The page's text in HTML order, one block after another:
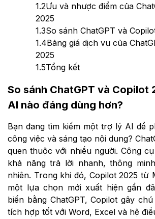
1.2Ưu và nhược điểm của
2025
1.3So sánh ChatGPT và
1.4Bảng giá dịch vụ của
2025
1.5Tổng kết
So sánh ChatGPT và Copilot
AI nào đáng dùng hơn?
Bạn đang tìm kiếm một trợ lý AI để
công việc và sáng tạo nội dung?
quen thuộc với nhiều người. Công
khả năng trả lời nhanh, thông
nhiên. Trong khi đó, Copilot 2025 từ
một lựa chọn mới xuất hiện gần
biến bằng ChatGPT, Copilot gây
tích hợp tốt với Word, Excel và hệ